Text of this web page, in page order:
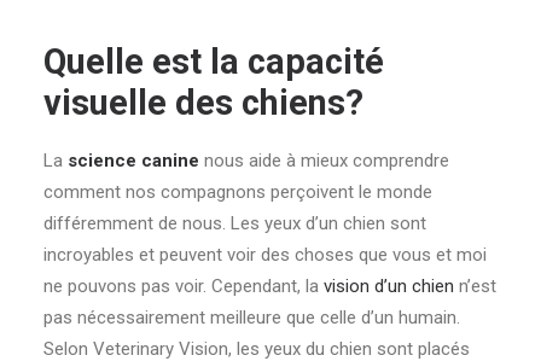
Quelle est la capacité
visuelle des chiens?
La science canine nous aide à mieux comprendre
comment nos compagnons perçoivent le monde
différemment de nous. Les yeux d’un chien sont
incroyables et peuvent voir des choses que vous et moi
ne pouvons pas voir. Cependant, la vision d’un chien n’est
pas nécessairement meilleure que celle d’un humain.
Selon Veterinary Vision, les yeux du chien sont placés